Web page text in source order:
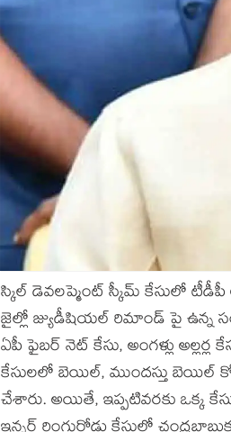
స్కిల్ డెవలప్మెంట్ స్కీమ్ కేసులో
జైల్లో జ్యుడీషియల్ రిమాండ్ పై ఉన్న
ఏపీ ఫైబర్ నెట్ కేసు, అంగళ్లు
కేసులలో బెయిల్, ముందస్తు బెయిల్
చేశారు. అయితే, ఇప్పటివరకు ఒక్క